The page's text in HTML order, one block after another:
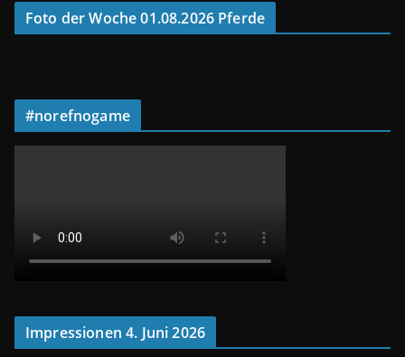
Foto der Woche 01.08.2026 Pferde
#norefnogame
Impressionen 4. Juni 2026